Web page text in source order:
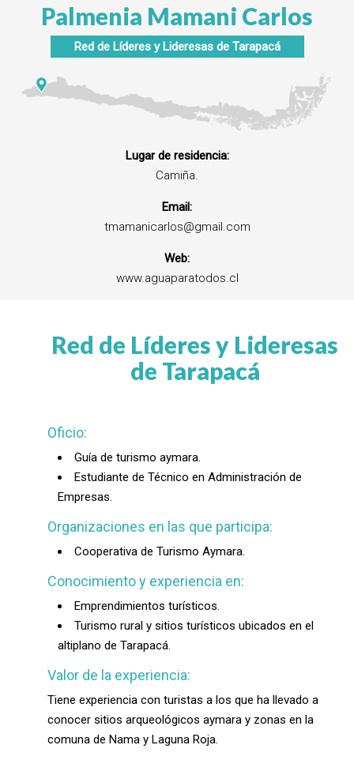
Palmenia Mamani Carlos
Red de Líderes y Lideresas de Tarapacá
Lugar de residencia:
Camiña.
Email:
tmamanicarlos@gmail.com
Web:
www.aguaparatodos.cl
Red de Líderes y Lideresas
de Tarapacá
Oficio:
Guía de turismo aymara.
Estudiante de Técnico en Administración de
Empresas.
Organizaciones en las que participa:
Cooperativa de Turismo Aymara.
Conocimiento y experiencia en:
Emprendimientos turísticos.
Turismo rural y sitios turísticos ubicados en el
altiplano de Tarapacá.
Valor de la experiencia:
Tiene experiencia con turistas a los que ha llevado a
conocer sitios arqueológicos aymara y zonas en la
comuna de Nama y Laguna Roja.